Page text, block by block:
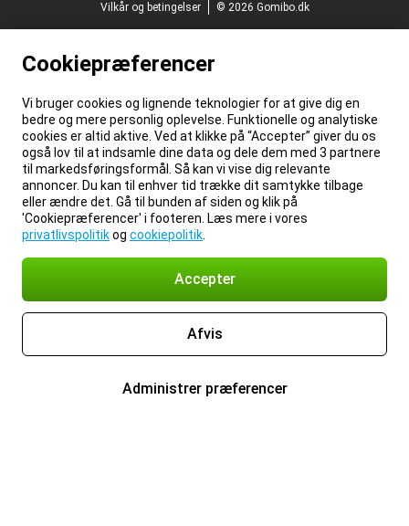
Vilkår og betingelser
© 2026 Gomibo.dk
Cookiepræferencer
Vi bruger cookies og lignende teknologier for at give dig en
bedre og mere personlig oplevelse. Funktionelle og analytiske
cookies er altid aktive. Ved at klikke på “Accepter” giver du os
også lov til at indsamle dine data og dele dem med 3 partnere
til markedsføringsformål. Så kan vi vise dig relevante
annoncer. Du kan til enhver tid trække dit samtykke tilbage
eller ændre det. Gå til bunden af siden og klik på
'Cookiepræferencer' i footeren. Læs mere i vores
privatlivspolitikog cookiepolitik
Accepter
Afvis
Administrer præferencer